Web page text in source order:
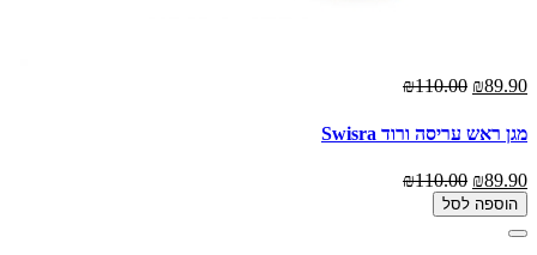
₪89.90
₪110.00
מגן ראש עריסה ורוד Swisra
₪89.90
₪110.00
הוספה לסל